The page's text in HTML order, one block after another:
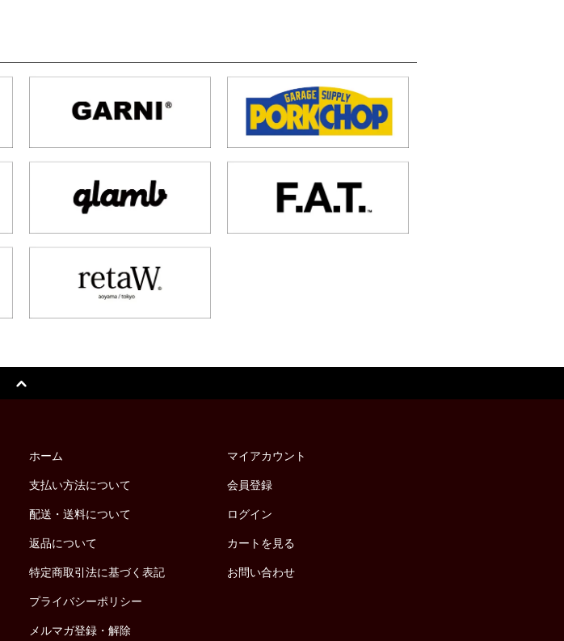
ホーム
支払い方法について
配送・送料について
返品について
特定商取引法に基づく表記
プライバシーポリシー
メルマガ登録・解除
マイアカウント
会員登録
ログイン
カートを見る
お問い合わせ